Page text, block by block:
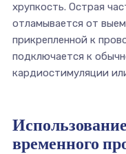
хрупкость. Острая
отламывается от
прикрепленной к
подключается к
кардиостимуляции
временного